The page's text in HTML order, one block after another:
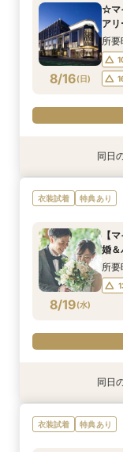
8/15 (土)
8/15 (土)
8/15 (土)
8/15 (土)
8/15 (土)
8/15 (土)
8/15 (土)
ル】
所
8/16(日)
☆マ
ア
所
特典あり
8/16(日)
【マ
婚＆
特典あり
8/16(日)
【マ
見！
特典あり
8/16(日)
【
挙式
特典あり
8/16(日)
【
式後
特典あり
8/16(日)
【マ
ラン
衣装試着
8/16(日)
◇豪
ジュ
特典あり
8/16(日)
【
約で
ル
所
同日
衣装試着 特典あり
8/19(水)
【
婚＆
所
特典あり
＼マ
つか
特典あり
【マ
見！
特典あり
【
挙式
特典あり
【
式後
特典あり
【マ
ラン
特典あり
【
式が
特典あり
【
約で
同日
衣装試着 特典あり